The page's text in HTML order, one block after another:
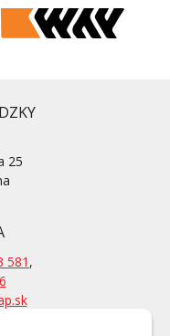
25
581 ,